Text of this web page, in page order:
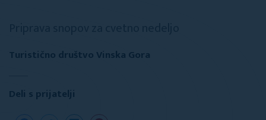
Turistično društvo Vinska Gora
Deli s prijatelji